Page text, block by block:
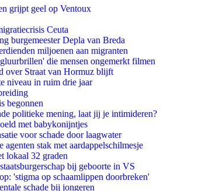
grijpt geel op Ventoux
Ceuta
burgemeester Depla van Breda
miljoenen aan migranten
die mensen ongemerkt filmen
over Straat van Hormuz blijft
niveau in ruim drie jaar
begonnen
politieke mening, laat jij je intimideren?
met babykonijntjes
voor schade door laagwater
stak met aardappelschilmesje
lokaal 32 graden
bij geboorte in VS
'stigma op schaamlippen doorbreken'
schade bij jongeren